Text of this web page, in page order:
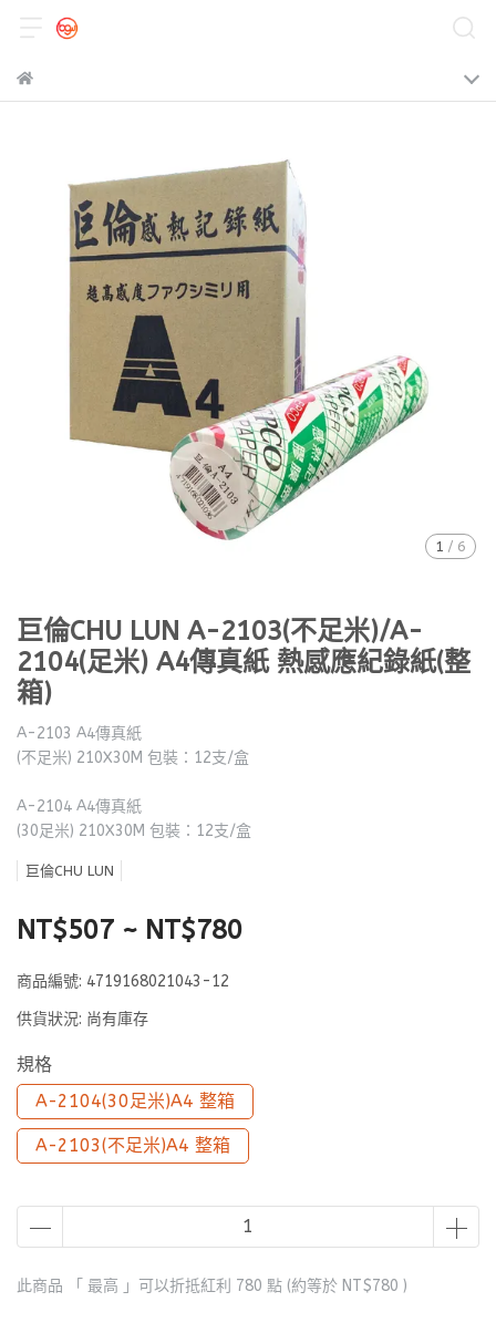
1 / 6
巨倫CHU LUN A-2103(不足米)/A-
2104(足米) A4傳真紙 熱感應紀錄紙(整
箱)
A-2103 A4傳真紙
(不足米) 210X30M 包裝：12支/盒
A-2104 A4傳真紙
(30足米) 210X30M 包裝：12支/盒
巨倫CHU LUN
NT$507 ~ NT$780
商品編號: 4719168021043-12
供貨狀況: 尚有庫存
規格
A-2104(30足米)A4 整箱
A-2103(不足米)A4 整箱
此商品 「 最高 」可以折抵紅利 780 點 (約等於 NT$780 )